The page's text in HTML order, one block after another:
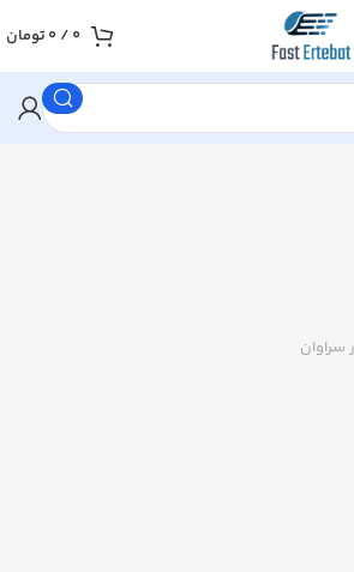
0
/
0 تومان
سراوان